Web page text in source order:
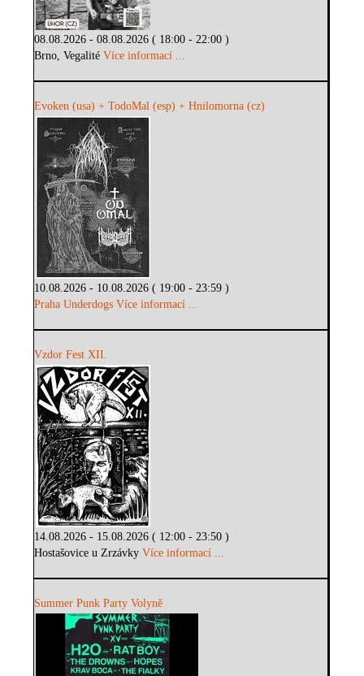
08.08.2026 - 08.08.2026 ( 18:00 - 22:00 )
Brno, VegalitéVíce informací ...
Evoken (usa) + TodoMal (esp) + Hnilomorna (cz)
10.08.2026 - 10.08.2026 ( 19:00 - 23:59 )
Praha Underdogs Více informací ...
Vzdor Fest XII.
14.08.2026 - 15.08.2026 ( 12:00 - 23:50 )
Hostašovice u ZrzávkyVíce informací ...
Summer Punk Party Volyně